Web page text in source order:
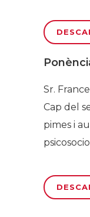
Sr.
Cap del
pimes i